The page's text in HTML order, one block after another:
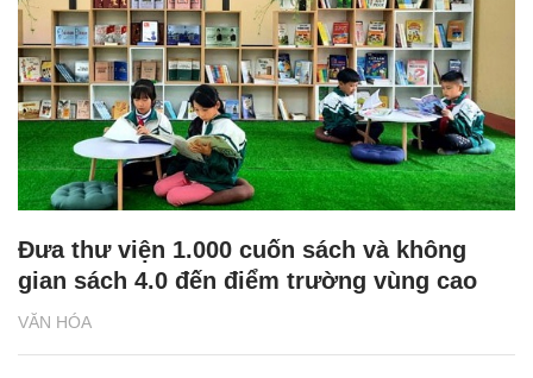
VĂN HÓA
Đưa thư viện 1.000 cuốn sách và không
gian sách 4.0 đến điểm trường vùng cao